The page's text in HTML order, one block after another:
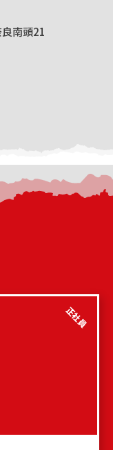
南頭21
正社員